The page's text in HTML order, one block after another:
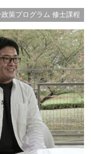
策プログラム 修士課程